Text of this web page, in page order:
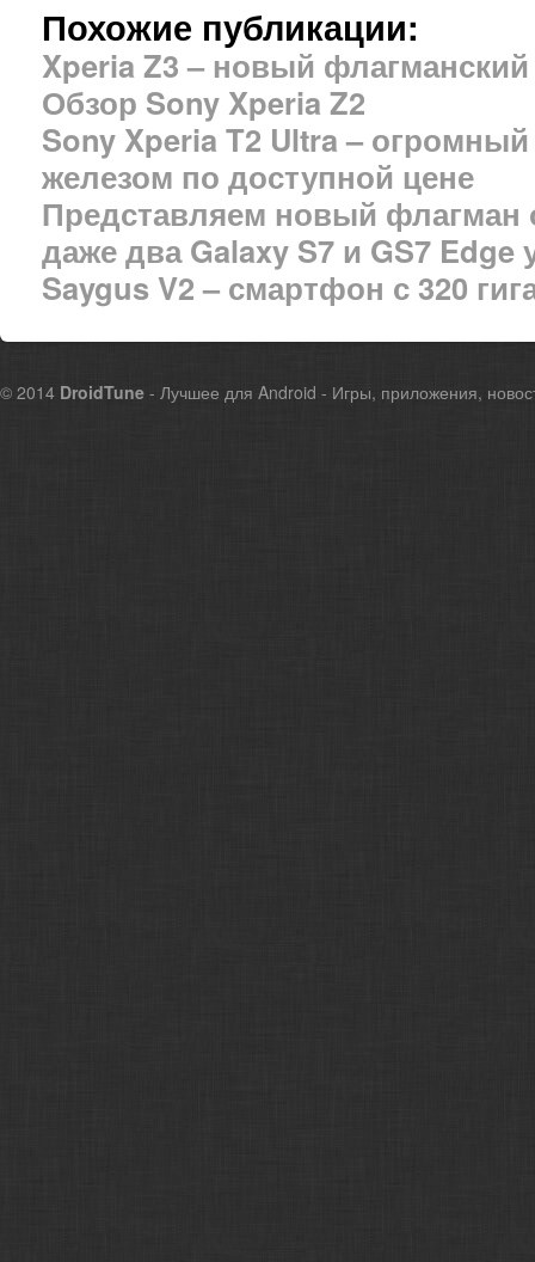
Похожие публикации:
Xperia Z3 – новый
Обзор Sony Xperia Z2
Sony Xperia T2 Ultra –
железом по доступной цене
Представляем новый флагман
даже два Galaxy S7 и GS7 Edge
Saygus V2 – смартфон с 320
© 2014 DroidTune - Лучшее для Android - Игры, приложения,